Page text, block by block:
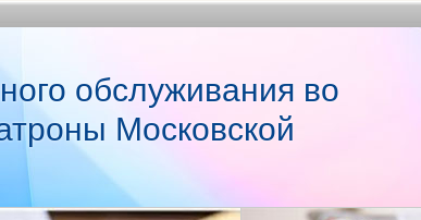
обслуживания во
Московской